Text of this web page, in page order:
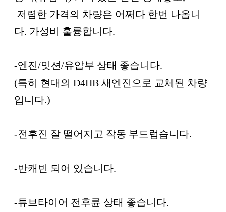
저렴한 가격의 차량은 어쩌다 한번 나옵니
다. 가성비 훌륭합니다.
-엔진/밋션/유압부 상태 좋습니다.
(특히 현대의 D4HB 새엔진으로 교체된 차량
입니다.)
-전후진 잘 떨어지고 작동 부드럽습니다.
-반캐빈 되어 있습니다.
-튜브타이어 전후륜 상태 좋습니다.